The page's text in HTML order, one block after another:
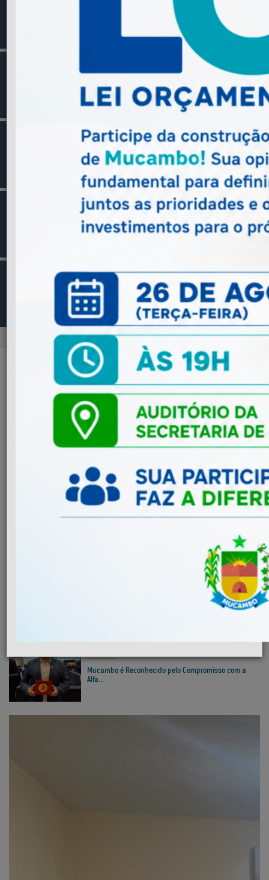
ADMINISTRAÇÃO
Mudança na Emissão de NFS-e
Previous Next
Convite 1ª Conferência Municipal das Cidades...
Mucambo é Reconhecido pelo Compromisso com a
Alfa...